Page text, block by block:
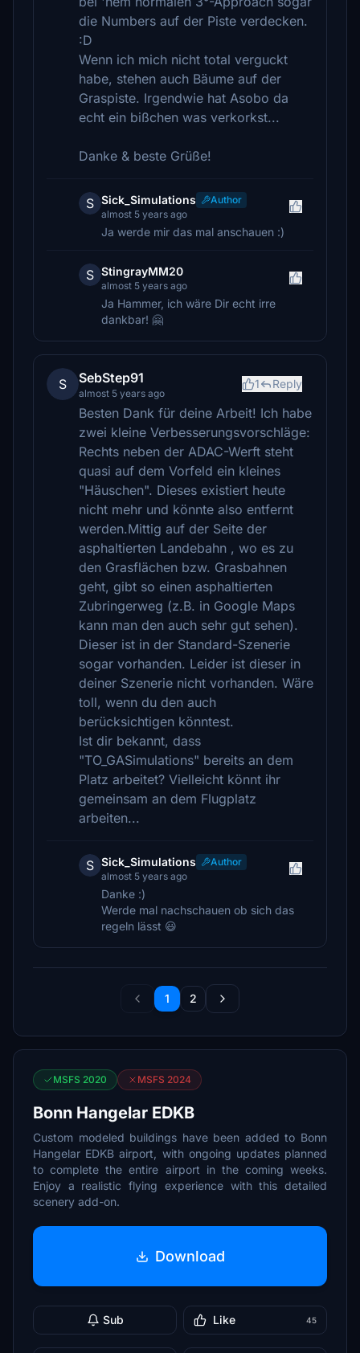
die Numbers auf der Piste verdecken.
:D
Wenn ich mich nicht total verguckt
habe, stehen auch Bäume auf der
Graspiste. Irgendwie hat Asobo da
echt ein bißchen was verkorkst...
Danke & beste Grüße!
S Sick_Simulations
Author
almost 5 years ago
Ja werde mir das mal anschauen :)
S StingrayMM20
almost 5 years ago
Ja Hammer, ich wäre Dir echt irre
dankbar! 🤗
S SebStep91
almost 5 years ago
1 Reply
Besten Dank für deine Arbeit! Ich habe
zwei kleine Verbesserungsvorschläge:
Rechts neben der ADAC-Werft steht
quasi auf dem Vorfeld ein kleines
"Häuschen". Dieses existiert heute
nicht mehr und könnte also entfernt
werden.Mittig auf der Seite der
asphaltierten Landebahn , wo es zu
den Grasflächen bzw. Grasbahnen
geht, gibt so einen asphaltierten
Zubringerweg (z.B. in Google Maps
kann man den auch sehr gut sehen).
Dieser ist in der Standard-Szenerie
sogar vorhanden. Leider ist dieser in
deiner Szenerie nicht vorhanden. Wäre
toll, wenn du den auch
berücksichtigen könntest.
Ist dir bekannt, dass
"TO_GASimulations" bereits an dem
Platz arbeitet? Vielleicht könnt ihr
gemeinsam an dem Flugplatz
arbeiten...
S Sick_Simulations
Author
almost 5 years ago
Danke :)
Werde mal nachschauen ob sich das
regeln lässt 😃
1 2
MSFS 2020 MSFS 2024
Bonn Hangelar EDKB
Custom modeled buildings have been added to Bonn
Hangelar EDKB airport, with ongoing updates planned
to complete the entire airport in the coming weeks.
Enjoy a realistic flying experience with this detailed
scenery add-on.
Download
Sub Like 45